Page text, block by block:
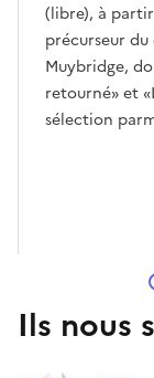
(libre), à
précurseur
Muybridge,
retourné» et
sélection
d’Eadweard
Ils nous